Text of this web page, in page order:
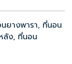
ยางพารา, ที่นอน
ลัง, ที่นอน